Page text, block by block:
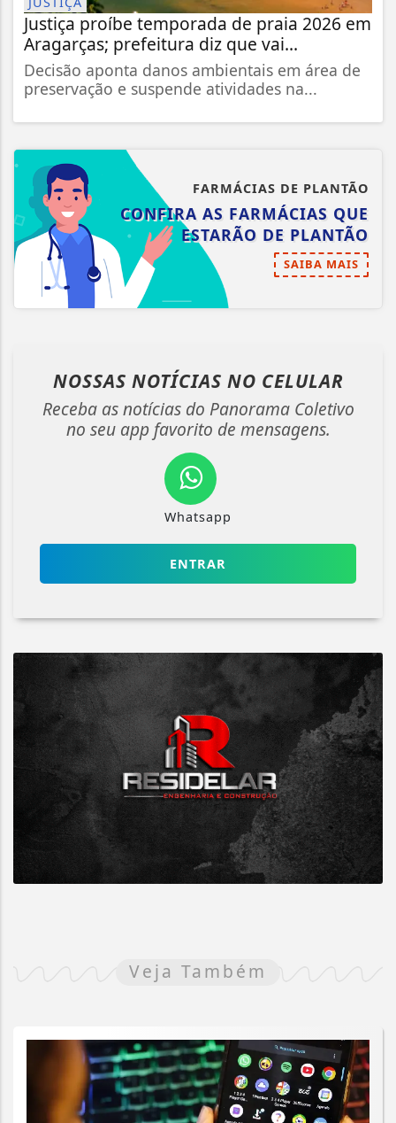
Justiça proíbe temporada de praia 2026 em
Aragarças; prefeitura diz que vai...
Decisão aponta danos ambientais em área de
preservação e suspende atividades na...
FARMÁCIAS DE PLANTÃO
CONFIRA AS FARMÁCIAS QUE
ESTARÃO DE PLANTÃO
SAIBA MAIS
NOSSAS NOTÍCIAS NO CELULAR
Receba as notícias do Panorama Coletivo
no seu app favorito de mensagens.
Whatsapp
ENTRAR
Veja Também